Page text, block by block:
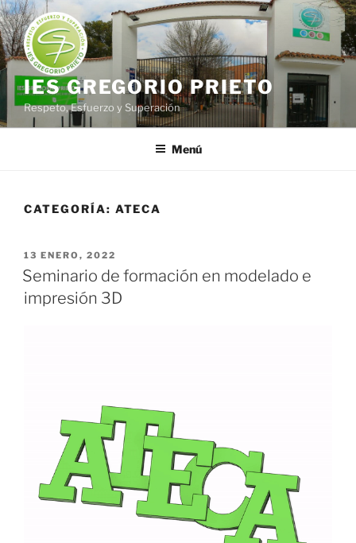
Saltar
al
contenido
IES GREGORIO PRIETO
Respeto, Esfuerzo y Superación
Menú
CATEGORÍA: ATECA
PUBLICADO
EL
13 ENERO, 2022
Seminario de formación en modelado e
impresión 3D